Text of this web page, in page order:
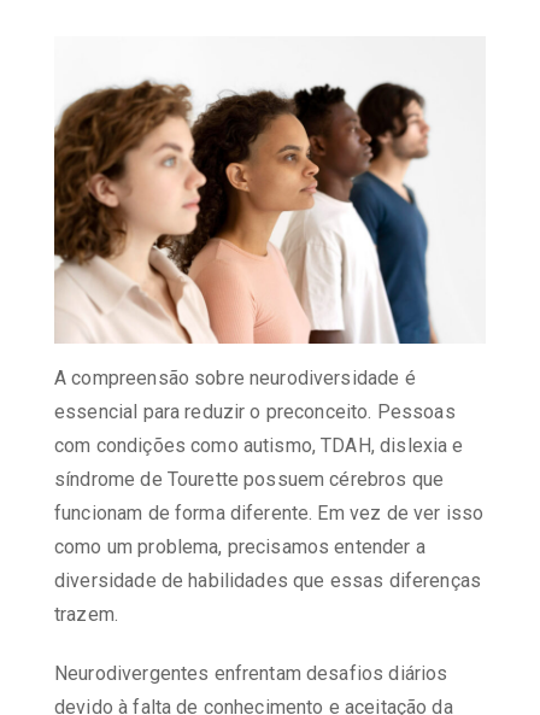
A compreensão sobre neurodiversidade é
essencial para reduzir o preconceito. Pessoas
com condições como autismo, TDAH, dislexia e
síndrome de Tourette possuem cérebros que
funcionam de forma diferente. Em vez de ver isso
como um problema, precisamos entender a
diversidade de habilidades que essas diferenças
trazem.
Neurodivergentes enfrentam desafios diários
devido à falta de conhecimento e aceitação da